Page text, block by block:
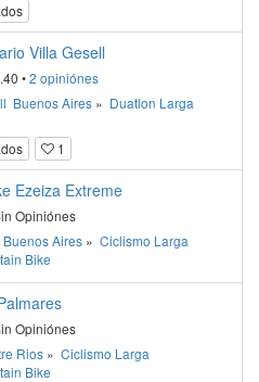
Villa Gesell
•2 opiniónes
Buenos Aires » Duatlon Larga
1
Ezeiza Extreme
Opiniónes
Buenos Aires » Ciclismo Larga
Bike
Opiniónes
Rios » Ciclismo Larga
Bike